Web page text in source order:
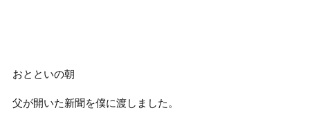
おとといの朝
父が開いた新聞を僕に渡しました。